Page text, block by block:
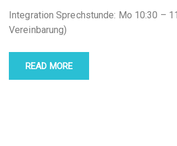
Integration Sprechstunde: Mo 10:30 –
Vereinbarung)
READ MORE